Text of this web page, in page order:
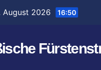
August 2026 16:50